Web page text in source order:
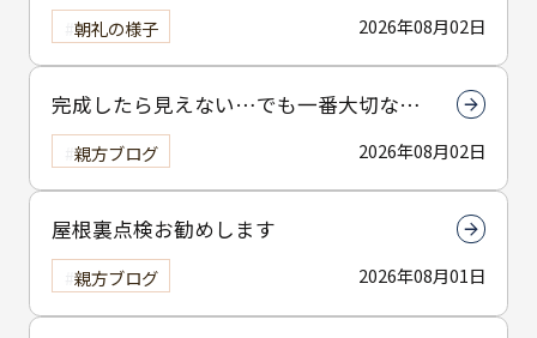
2026年08月02日
朝礼の様子
完成したら見えない…でも一番大切なん
は下塗りです
2026年08月02日
親方ブログ
屋根裏点検お勧めします
2026年08月01日
親方ブログ